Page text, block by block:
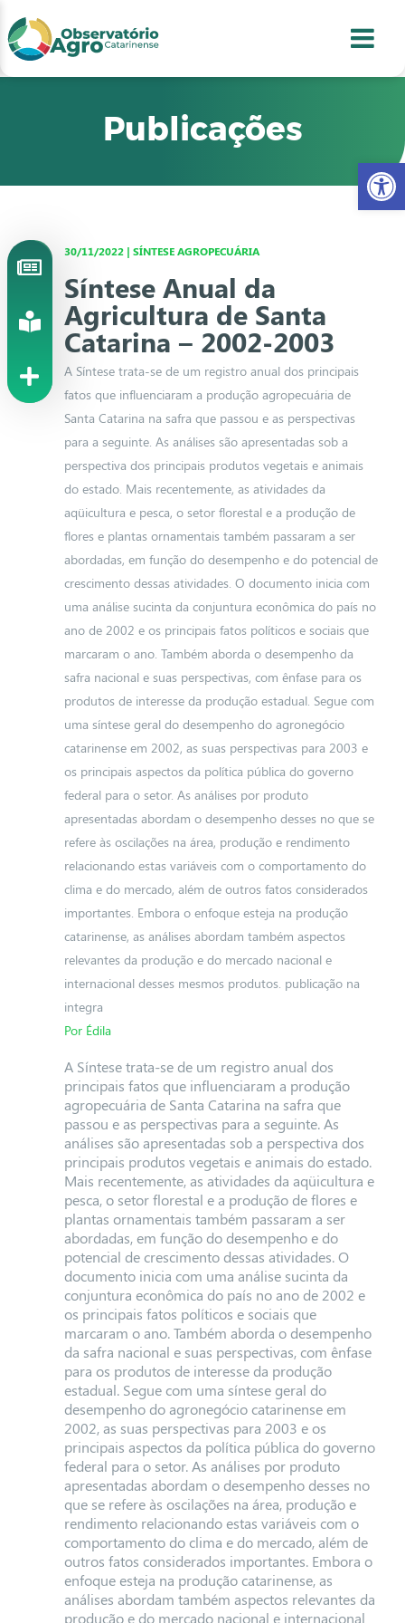
2
3
4
Publicações
30/11/2022 | SÍNTESE AGROPECUÁRIA
Síntese Anual da
Agricultura de Santa
Catarina – 2002-2003
A Síntese trata-se de um registro anual dos principais
fatos que influenciaram a produção agropecuária de
Santa Catarina na safra que passou e as perspectivas
para a seguinte. As análises são apresentadas sob a
perspectiva dos principais produtos vegetais e animais
do estado. Mais recentemente, as atividades da
aqüicultura e pesca, o setor florestal e a produção de
flores e plantas ornamentais também passaram a ser
abordadas, em função do desempenho e do potencial de
crescimento dessas atividades. O documento inicia com
uma análise sucinta da conjuntura econômica do país no
ano de 2002 e os principais fatos políticos e sociais que
marcaram o ano. Também aborda o desempenho da
safra nacional e suas perspectivas, com ênfase para os
produtos de interesse da produção estadual. Segue com
uma síntese geral do desempenho do agronegócio
catarinense em 2002, as suas perspectivas para 2003 e
os principais aspectos da política pública do governo
federal para o setor. As análises por produto
apresentadas abordam o desempenho desses no que se
refere às oscilações na área, produção e rendimento
relacionando estas variáveis com o comportamento do
clima e do mercado, além de outros fatos considerados
importantes. Embora o enfoque esteja na produção
catarinense, as análises abordam também aspectos
relevantes da produção e do mercado nacional e
internacional desses mesmos produtos. publicação na
integra
Por Édila
A Síntese trata-se de um registro anual dos
principais fatos que influenciaram a produção
agropecuária de Santa Catarina na safra que
passou e as perspectivas para a seguinte. As
análises são apresentadas sob a perspectiva dos
principais produtos vegetais e animais do estado.
Mais recentemente, as atividades da aqüicultura e
pesca, o setor florestal e a produção de flores e
plantas ornamentais também passaram a ser
abordadas, em função do desempenho e do
potencial de crescimento dessas atividades. O
documento inicia com uma análise sucinta da
conjuntura econômica do país no ano de 2002 e
os principais fatos políticos e sociais que
marcaram o ano. Também aborda o desempenho
da safra nacional e suas perspectivas, com ênfase
para os produtos de interesse da produção
estadual. Segue com uma síntese geral do
desempenho do agronegócio catarinense em
2002, as suas perspectivas para 2003 e os
principais aspectos da política pública do governo
federal para o setor. As análises por produto
apresentadas abordam o desempenho desses no
que se refere às oscilações na área, produção e
rendimento relacionando estas variáveis com o
comportamento do clima e do mercado, além de
outros fatos considerados importantes. Embora o
enfoque esteja na produção catarinense, as
análises abordam também aspectos relevantes da
produção e do mercado nacional e internacional